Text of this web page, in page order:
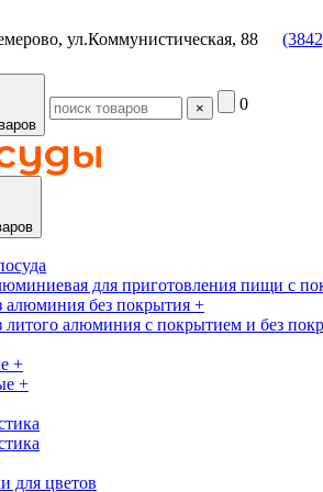
ул.Коммунистическая, 88
× 0
для приготовления пищи с
алюминия без покрытия +
литого алюминия с покрытием и без
+
+
для цветов